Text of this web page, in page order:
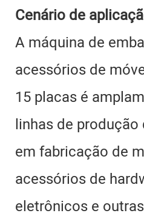
Cenário de
A máquina de
acessórios de
15 placas é
linhas de
em fabricação de
acessórios de
eletrônicos e